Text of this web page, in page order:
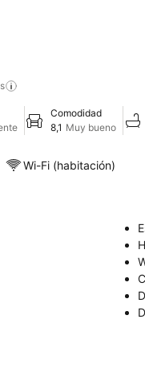
Comodidad
8,1 Muy bueno
Wi-Fi (habitación)